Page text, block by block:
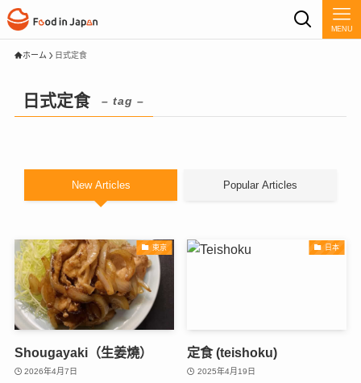
MENU
ホーム 日式定食
日式定食 – tag –
New Articles Popular Articles
東京
Shougayaki（生姜燒）
2026年4月7日
日本
定食 (teishoku)
2025年4月19日